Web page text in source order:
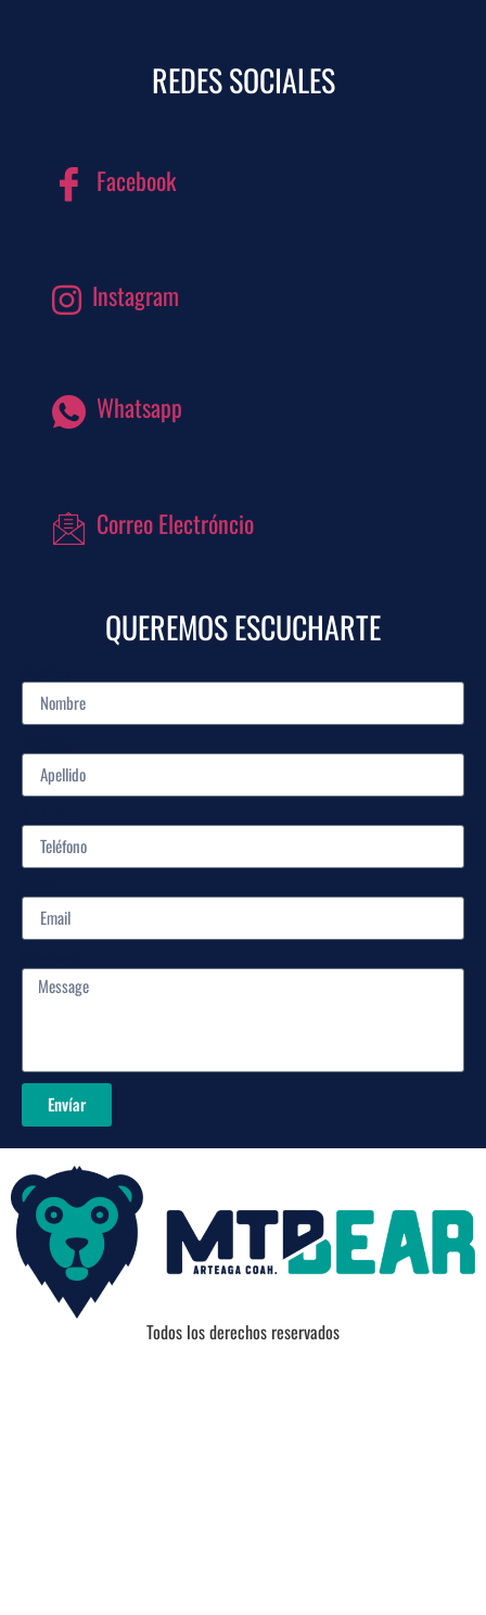
REDES SOCIALES
Facebook
Instagram
Whatsapp
Correo Electróncio
QUEREMOS ESCUCHARTE
Envíar
Todos los derechos reservados